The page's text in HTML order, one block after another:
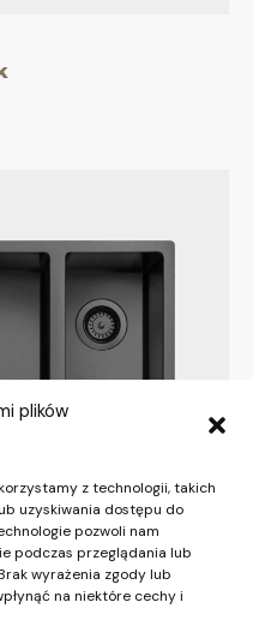
plików
z technologii, takich
uzyskiwania dostępu do
pozwoli nam
podczas przeglądania lub
wyrażenia zgody lub
na niektóre cechy i